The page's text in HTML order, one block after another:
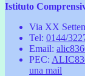
Istituto
Via XX
Tel: 0144/
Email:
PEC:
una mail